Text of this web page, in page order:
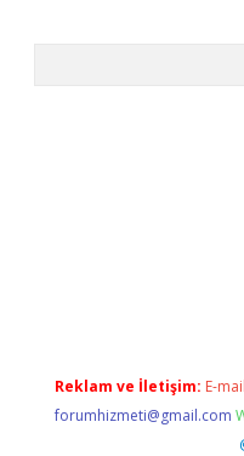
Reklam ve İletişim: E-
forumhizmeti@gmail.com